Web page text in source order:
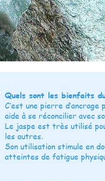
Quels sont les bienfaits
C’est une pierre
aide à se réconcilier avec
Le jaspe est très utilisé
les autres.
Son utilisation stimule en
atteintes de fatigue